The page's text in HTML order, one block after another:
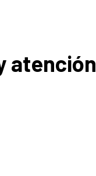
atención